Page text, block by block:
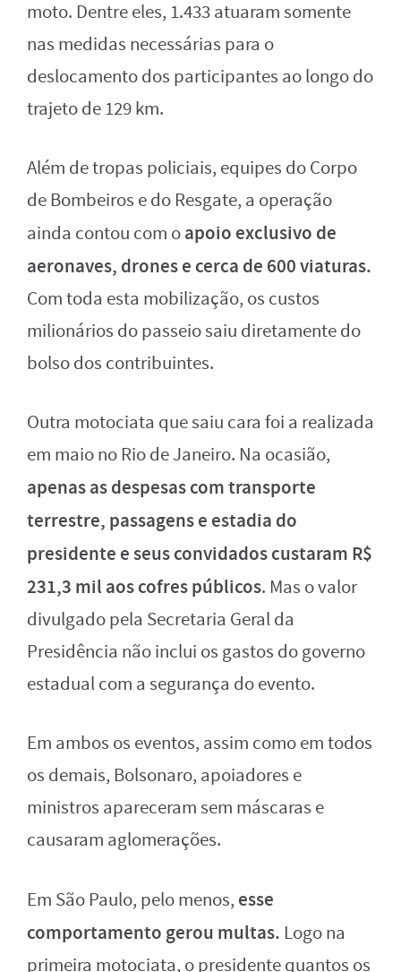
moto. Dentre eles, 1.433 atuaram somente
nas medidas necessárias para o
deslocamento dos participantes ao longo do
trajeto de 129 km.
Além de tropas policiais, equipes do Corpo
de Bombeiros e do Resgate, a operação
ainda contou com oapoio exclusivo de
aeronaves, drones e cerca de 600 viaturas.
Com toda esta mobilização, os custos
milionários do passeio saiu diretamente do
bolso dos contribuintes.
Outra motociata que saiu cara foi a realizada
em maio no Rio de Janeiro. Na ocasião,
apenas as despesas com transporte
terrestre, passagens e estadia do
presidente e seus convidados custaram R$
231,3 mil aos cofres públicos. Mas o valor
divulgado pela Secretaria Geral da
Presidência não inclui os gastos do governo
estadual com a segurança do evento.
Em ambos os eventos, assim como em todos
os demais, Bolsonaro, apoiadores e
ministros apareceram sem máscaras e
causaram aglomerações.
Em São Paulo, pelo menos, esse
comportamento gerou multas. Logo na
primeira motociata, o presidente quantos os